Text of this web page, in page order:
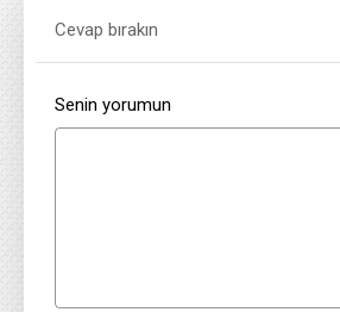
Cevap bırakın
Senin yorumun